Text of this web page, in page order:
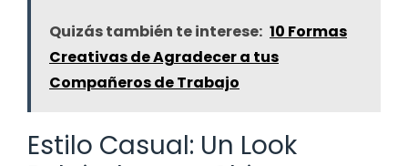
Quizás también te interese: 10 Formas
Creativas de Agradecer a tus
Compañeros de Trabajo
Estilo Casual: Un Look